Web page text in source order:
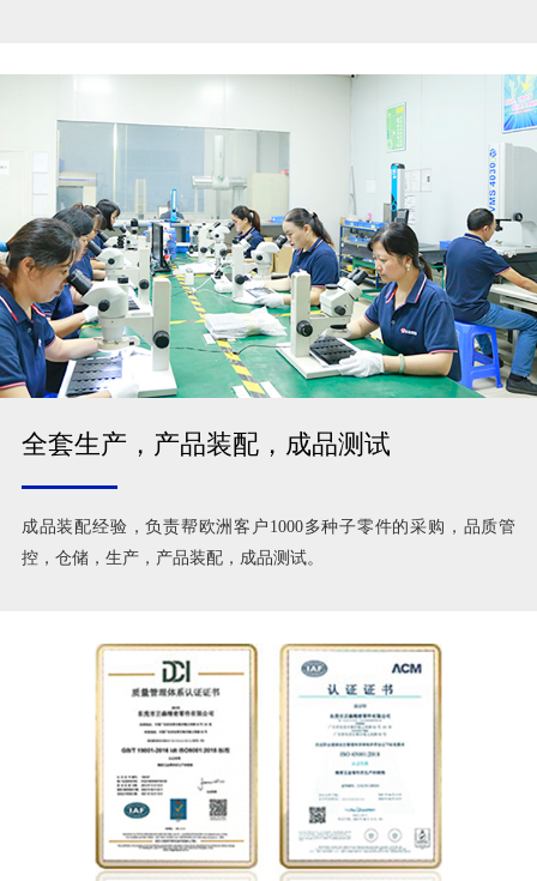
全套生产，产品装配，成品测试
成品装配经验，负责帮欧洲客户1000多种子零件的采购，品质管
控，仓储，生产，产品装配，成品测试。